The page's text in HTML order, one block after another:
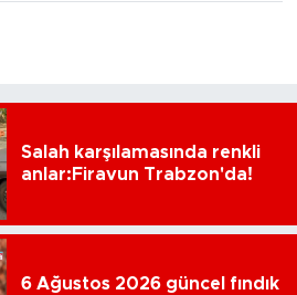
Salah karşılamasında renkli
anlar:Firavun Trabzon'da!
6 Ağustos 2026 güncel fındık